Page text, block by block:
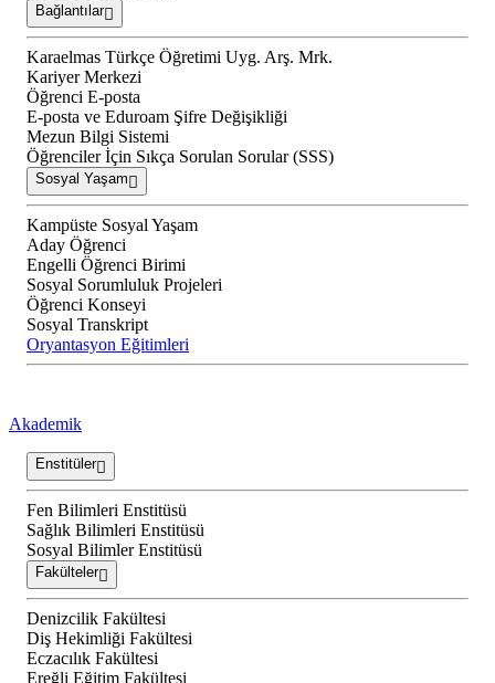
Bağlantılar
Karaelmas Türkçe Öğretimi Uyg. Arş. Mrk.
Kariyer Merkezi
Öğrenci E-posta
E-posta ve Eduroam Şifre Değişikliği
Mezun Bilgi Sistemi
Öğrenciler İçin Sıkça Sorulan Sorular (SSS)
Sosyal Yaşam
Kampüste Sosyal Yaşam
Aday Öğrenci
Engelli Öğrenci Birimi
Sosyal Sorumluluk Projeleri
Öğrenci Konseyi
Sosyal Transkript
Oryantasyon Eğitimleri
Akademik
Enstitüler
Fen Bilimleri Enstitüsü
Sağlık Bilimleri Enstitüsü
Sosyal Bilimler Enstitüsü
Fakülteler
Denizcilik Fakültesi
Diş Hekimliği Fakültesi
Eczacılık Fakültesi
Ereğli Eğitim Fakültesi